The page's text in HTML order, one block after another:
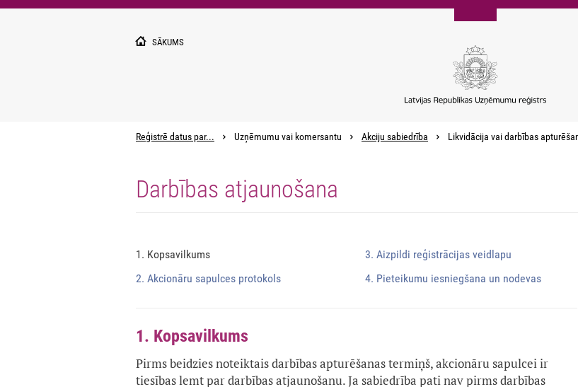
Pārlekt
SĀKUMS
Reģistrē datus par... Uzņēmumu vai komersantu Akciju sabiedrība Likvidācija vai darbības
Darbības atjaunošana
1. Kopsavilkums
2. Akcionāru sapulces protokols
3. Aizpildi reģistrācijas veidlapu
4. Pieteikumu iesniegšana un nodevas
1. Kopsavilkums
Pirms beidzies noteiktais darbības apturēšanas termiņš, akcionāru sapulcei ir
tiesības lemt par darbības atjaunošanu. Ja sabiedrība pati nav pirms darbības